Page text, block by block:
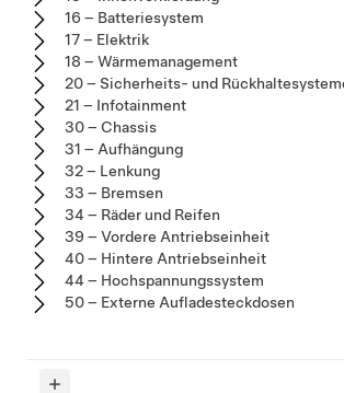
16 – Batteriesystem
17 – Elektrik
18 – Wärmemanagement
20 – Sicherheits- und
21 – Infotainment
30 – Chassis
31 – Aufhängung
32 – Lenkung
33 – Bremsen
34 – Räder und Reifen
39 – Vordere Antriebseinheit
40 – Hintere Antriebseinheit
44 – Hochspannungssystem
50 – Externe Aufladesteckdosen